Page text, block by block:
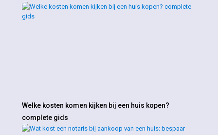
Welke kosten komen kijken bij een huis kopen?
complete gids